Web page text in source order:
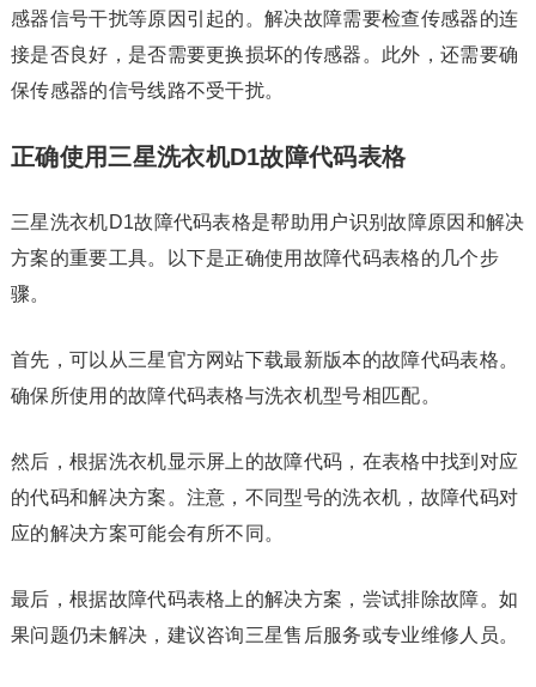
感器信号干扰等原因引起的。解决故障需要检查传感器的连
接是否良好，是否需要更换损坏的传感器。此外，还需要确
保传感器的信号线路不受干扰。
正确使用三星洗衣机D1故障代码表格
三星洗衣机D1故障代码表格是帮助用户识别故障原因和解决
方案的重要工具。以下是正确使用故障代码表格的几个步
骤。
首先，可以从三星官方网站下载最新版本的故障代码表格。
确保所使用的故障代码表格与洗衣机型号相匹配。
然后，根据洗衣机显示屏上的故障代码，在表格中找到对应
的代码和解决方案。注意，不同型号的洗衣机，故障代码对
应的解决方案可能会有所不同。
最后，根据故障代码表格上的解决方案，尝试排除故障。如
果问题仍未解决，建议咨询三星售后服务或专业维修人员。